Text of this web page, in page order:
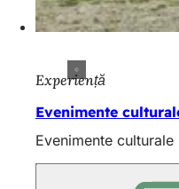
Experiență
Evenimente
Evenimente